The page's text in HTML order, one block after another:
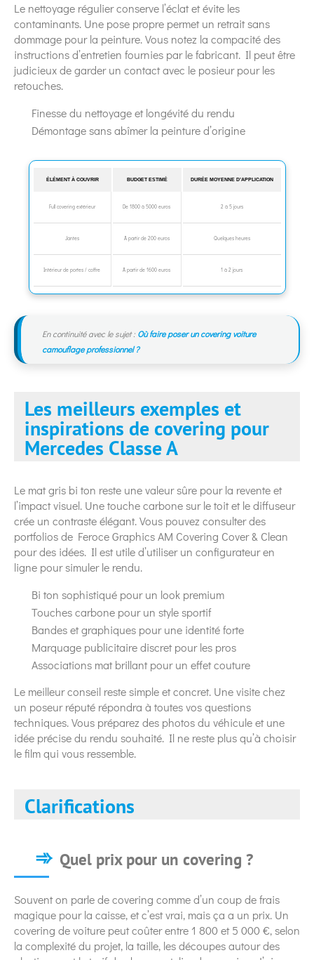
Le nettoyage régulier conserve l’éclat et évite les
contaminants. Une pose propre permet un retrait sans
dommage pour la peinture. Vous notez la compacité des
instructions d’entretien fournies par le fabricant. Il peut être
judicieux de garder un contact avec le posieur pour les
retouches.
Finesse du nettoyage et longévité du rendu
Démontage sans abîmer la peinture d’origine
ÉLÉMENT À COUVRIR BUDGET ESTIMÉ DURÉE MOYENNE D’APPLICATION
Full covering extérieur De 1800 à 5000 euros 2 à 5 jours
Jantes À partir de 200 euros Quelques heures
Intérieur de portes / coffre À partir de 1600 euros 1 à 2 jours
En continuité avec le sujet : Où faire poser un covering voiture
camouflage professionnel ?
Les meilleurs exemples et
inspirations de covering pour
Mercedes Classe A
Le mat gris bi ton reste une valeur sûre pour la revente et
l’impact visuel. Une touche carbone sur le toit et le diffuseur
crée un contraste élégant. Vous pouvez consulter des
portfolios de Feroce Graphics AM Covering Cover & Clean
pour des idées. Il est utile d’utiliser un configurateur en
ligne pour simuler le rendu.
Bi ton sophistiqué pour un look premium
Touches carbone pour un style sportif
Bandes et graphiques pour une identité forte
Marquage publicitaire discret pour les pros
Associations mat brillant pour un effet couture
Le meilleur conseil reste simple et concret. Une visite chez
un poseur réputé répondra à toutes vos questions
techniques. Vous préparez des photos du véhicule et une
idée précise du rendu souhaité. Il ne reste plus qu’à choisir
le film qui vous ressemble.
Clarifications
Quel prix pour un covering ?
Souvent on parle de covering comme d’un coup de frais
magique pour la caisse, et c’est vrai, mais ça a un prix. Un
covering de voiture peut coûter entre 1 800 et 5 000 €, selon
la complexité du projet, la taille, les découpes autour des